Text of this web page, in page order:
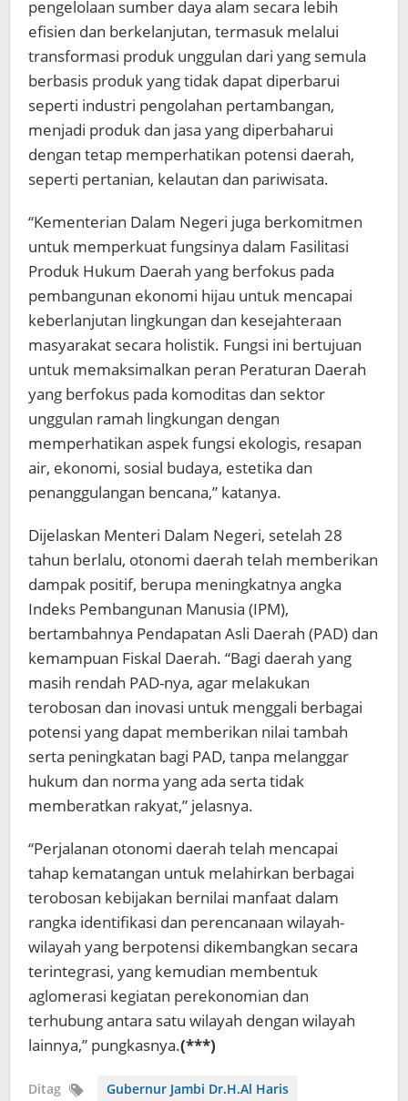
pengelolaan sumber daya alam secara lebih
efisien dan berkelanjutan, termasuk melalui
transformasi produk unggulan dari yang semula
berbasis produk yang tidak dapat diperbarui
seperti industri pengolahan pertambangan,
menjadi produk dan jasa yang diperbaharui
dengan tetap memperhatikan potensi daerah,
seperti pertanian, kelautan dan pariwisata.
“Kementerian Dalam Negeri juga berkomitmen
untuk memperkuat fungsinya dalam Fasilitasi
Produk Hukum Daerah yang berfokus pada
pembangunan ekonomi hijau untuk mencapai
keberlanjutan lingkungan dan kesejahteraan
masyarakat secara holistik. Fungsi ini bertujuan
untuk memaksimalkan peran Peraturan Daerah
yang berfokus pada komoditas dan sektor
unggulan ramah lingkungan dengan
memperhatikan aspek fungsi ekologis, resapan
air, ekonomi, sosial budaya, estetika dan
penanggulangan bencana,” katanya.
Dijelaskan Menteri Dalam Negeri, setelah 28
tahun berlalu, otonomi daerah telah memberikan
dampak positif, berupa meningkatnya angka
Indeks Pembangunan Manusia (IPM),
bertambahnya Pendapatan Asli Daerah (PAD) dan
kemampuan Fiskal Daerah. “Bagi daerah yang
masih rendah PAD-nya, agar melakukan
terobosan dan inovasi untuk menggali berbagai
potensi yang dapat memberikan nilai tambah
serta peningkatan bagi PAD, tanpa melanggar
hukum dan norma yang ada serta tidak
memberatkan rakyat,” jelasnya.
“Perjalanan otonomi daerah telah mencapai
tahap kematangan untuk melahirkan berbagai
terobosan kebijakan bernilai manfaat dalam
rangka identifikasi dan perencanaan wilayah-
wilayah yang berpotensi dikembangkan secara
terintegrasi, yang kemudian membentuk
aglomerasi kegiatan perekonomian dan
terhubung antara satu wilayah dengan wilayah
lainnya,” pungkasnya.(***)
Ditag Gubernur Jambi Dr.H.Al Haris